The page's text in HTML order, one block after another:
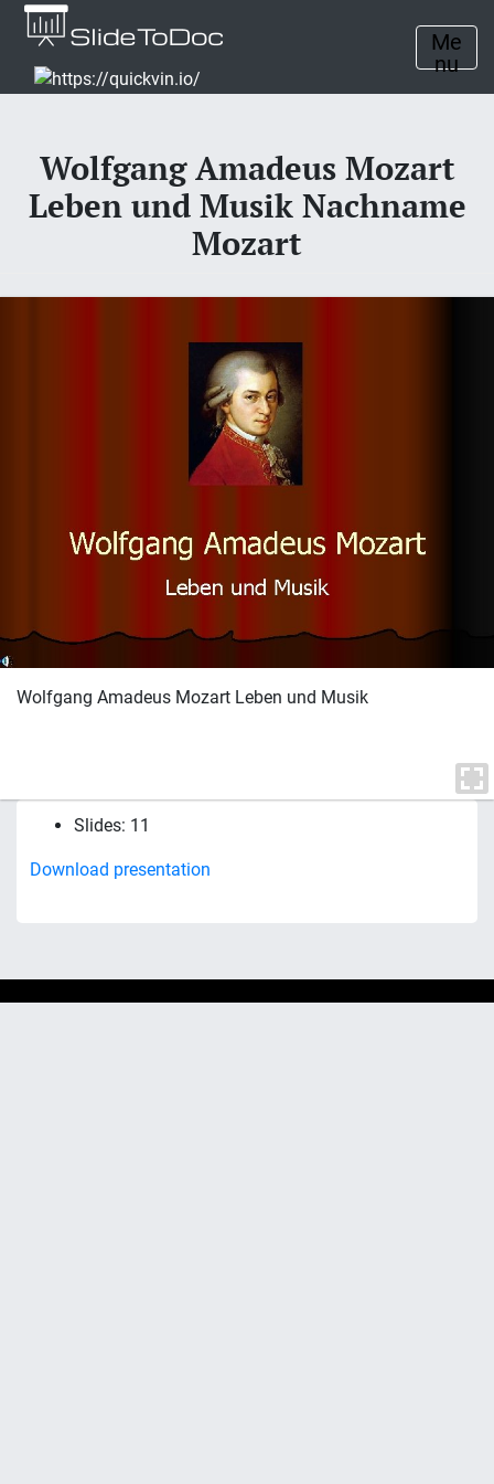
Me
nu
Wolfgang Amadeus Mozart
Leben und Musik Nachname
Mozart
Wolfgang Amadeus Mozart Leben und Musik
Slides: 11
Download presentation